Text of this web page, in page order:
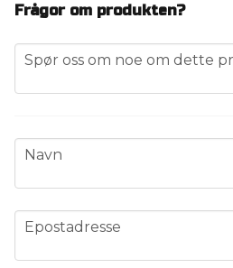
Frågor om produkten?
question
Spør oss om noe om dette
name
Navn
email
Epostadresse